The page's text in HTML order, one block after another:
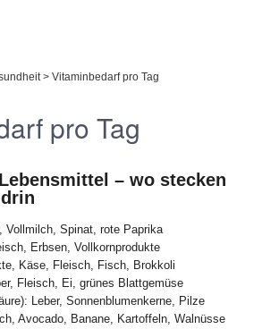
> Vitaminbedarf pro Tag
pro Tag
– wo stecken
Vollmilch, Spinat, rote Paprika
Erbsen, Vollkornprodukte
Käse, Fleisch, Fisch, Brokkoli
Fleisch, Ei, grünes Blattgemüse
Leber, Sonnenblumenkerne, Pilze
Avocado, Banane, Kartoffeln, Walnüsse